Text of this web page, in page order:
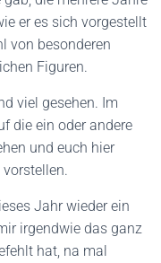
er es sich vorgestellt
von besonderen
Figuren.
viel gesehen. Im
die ein oder andere
und euch hier
Jahr wieder ein
irgendwie das ganz
hat, na mal